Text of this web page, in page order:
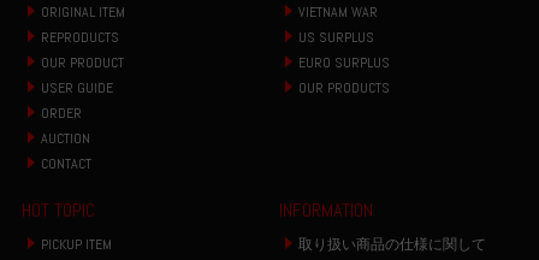
ORIGINAL ITEM
REPRODUCTS
OUR PRODUCT
USER GUIDE
ORDER
AUCTION
CONTACT
VIETNAM WAR
US SURPLUS
EURO SURPLUS
OUR PRODUCTS
HOT TOPIC
PICKUP ITEM
INFORMATION
取り扱い商品の仕様に関して